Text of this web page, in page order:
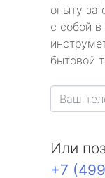
опыту за
с собой
бытовой
Или
+7